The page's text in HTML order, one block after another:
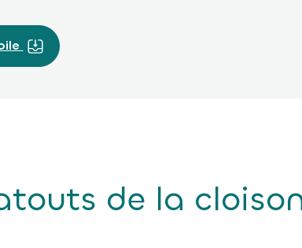
D968
de la